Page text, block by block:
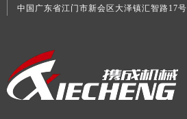
中国广东省江门市新会区大泽镇汇智路17号